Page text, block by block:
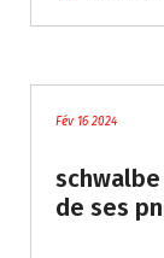
Fév 16 2024
de ses